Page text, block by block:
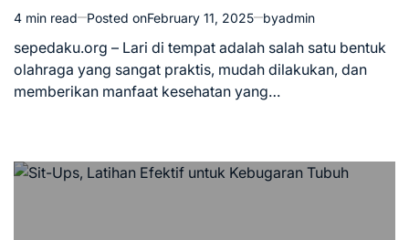
Estimated
read
time
4 min read Posted onFebruary 11, 2025 byadmin
sepedaku.org – Lari di tempat adalah salah satu bentuk
olahraga yang sangat praktis, mudah dilakukan, dan
memberikan manfaat kesehatan yang…